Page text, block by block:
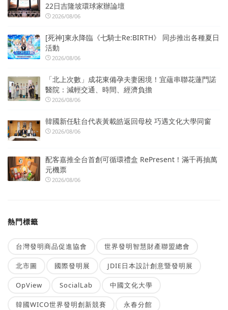
22日吉隆坡環球家辦論壇
2026/08/06
[死神]東永降臨《七騎士Re:BIRTH》 同步推出各種夏日
活動
2026/08/06
「北上次數」成花東備孕夫妻困境！宜蘊串聯花蓮門諾
醫院：減輕交通、時間、經濟負擔
2026/08/06
韓國新任駐台代表黃載皓返回母校 巧遇文化大學同窗
2026/08/06
配客嘉推全台首創可循環禮盒 RePresent！滿千再抽萬
元機票
2026/08/06
熱門標籤
台灣發明商品促進協會 世界發明智慧財產聯盟總會
北市圖 國際發明展 JDIE日本設計創意暨發明展
OpView SocialLab 中國文化大學
韓國WICO世界發明創新競賽 永春分館